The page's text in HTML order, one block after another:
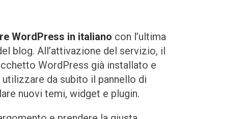
WordPress in italiano con l’ultima
blog. All’attivazione del servizio, il
WordPress già installato e
da subito il pannello di
nuovi temi, widget e plugin.